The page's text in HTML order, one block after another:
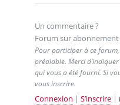
Un commentaire ?
Forum sur abonnement
Pour participer à ce
préalable. Merci
qui vous a été fourni. Si
vous inscrire.
Connexion | S’inscrire|